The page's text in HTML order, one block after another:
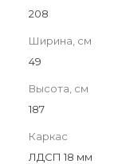
208
Ширина, см
49
Высота, см
187
Каркас
ЛДСП 18 мм